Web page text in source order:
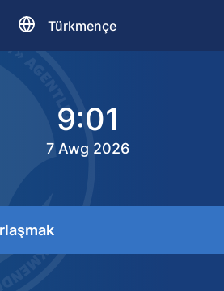
Türkmençe
9:01
7 Awg 2026